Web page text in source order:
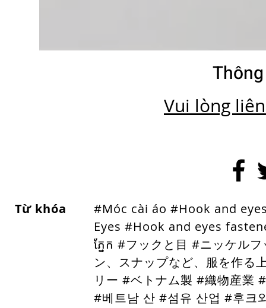
Vui lòng
Từ khóa
#Móc cài áo #Hook and
Eyes #Hook and eyes
ភ្នែក #フックと目 #ニッケル
ン、スナップなど、服を作る
リー #ベトナム製 #織物産業
#베트남 산 #섬유 산업 #후크